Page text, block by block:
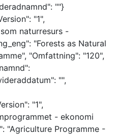
""}
"1",
naturresurs -
"Forests as Natural
"Omfattning": "120",
"",
"1",
- ekonomi
"Agriculture Programme -